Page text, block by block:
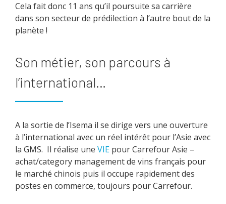
Cela fait donc 11 ans qu’il poursuite sa carrière
dans son secteur de prédilection à l’autre bout de la
planète !
Son métier, son parcours à
l’international…
A la sortie de l’Isema il se dirige vers une ouverture
à l’international avec un réel intérêt pour l’Asie avec
la GMS. Il réalise une VIE pour Carrefour Asie –
achat/category management de vins français pour
le marché chinois puis il occupe rapidement des
postes en commerce, toujours pour Carrefour.